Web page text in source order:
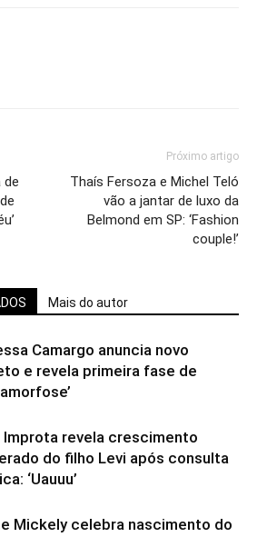
de
Próximo artigo
Thaís Fersoza e Michel Teló
vão a jantar de luxo da
Belmond em SP: ‘Fashion
couple!’
Mais do autor
Camargo anuncia novo
e revela primeira fase de
Improta revela crescimento
do filho Levi após consulta
‘Uauuu’
Mickely celebra nascimento do